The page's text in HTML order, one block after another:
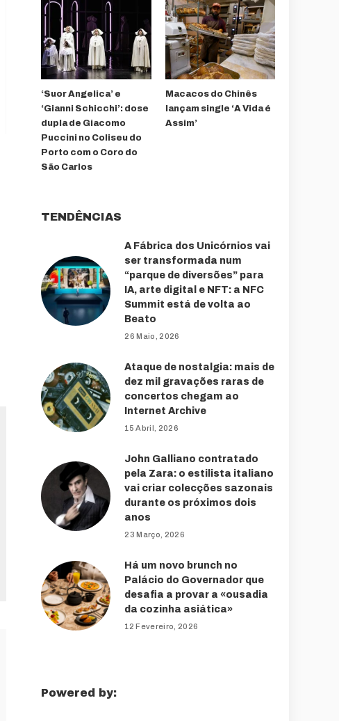
‘Suor Angelica’ e
‘Gianni Schicchi’: dose
dupla de Giacomo
Puccini no Coliseu do
Porto com o Coro do
São Carlos
Macacos do Chinês
lançam single ‘A Vida é
Assim’
TENDÊNCIAS
A Fábrica dos Unicórnios vai
ser transformada num
“parque de diversões” para
IA, arte digital e NFT: a NFC
Summit está de volta ao
Beato
26 Maio, 2026
Ataque de nostalgia: mais de
dez mil gravações raras de
concertos chegam ao
Internet Archive
15 Abril, 2026
John Galliano contratado
pela Zara: o estilista italiano
vai criar colecções sazonais
durante os próximos dois
anos
23 Março, 2026
Há um novo brunch no
Palácio do Governador que
desafia a provar a «ousadia
da cozinha asiática»
12 Fevereiro, 2026
Powered by: